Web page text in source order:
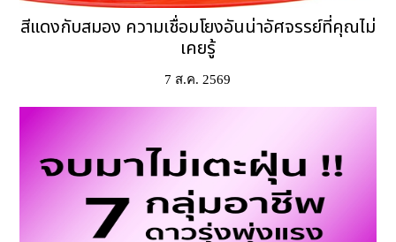
สีแดงกับสมอง ความเชื่อมโยงอันน่าอัศจรรย์ที่คุณไม่
เคยรู้
7 ส.ค. 2569